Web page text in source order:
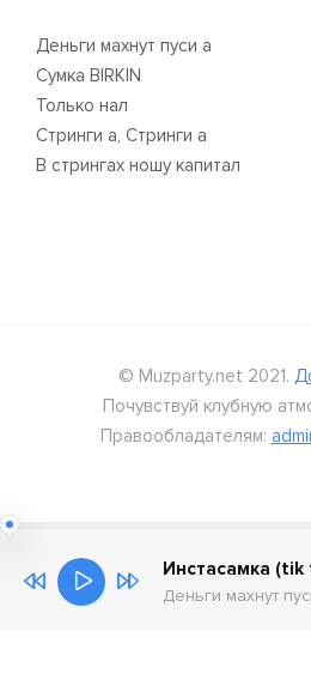
Деньги махнут пуси а
Сумка BIRKIN
Только нал
Стринги а, Стринги а
В стрингах ношу капитал
© Muzparty.net 2021.
Почувствуй клубную
Правообладателям:
Инстасамка (tik